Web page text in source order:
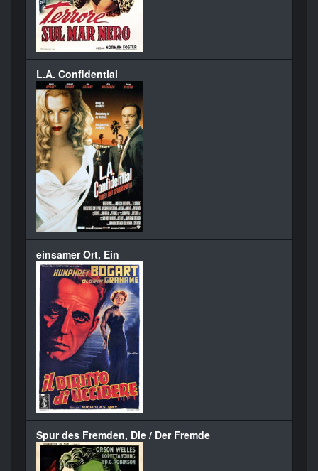
L.A. Confidential
einsamer Ort, Ein
Spur des Fremden, Die / Der Fremde